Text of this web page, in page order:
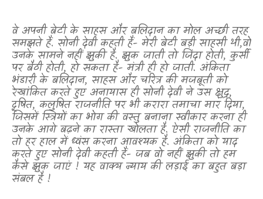
वे अपनी बेटी के साहस और बलिदान का मोल अच्छी तरह
समझते हैं. सोनी देवी कहती हैं- मेरी बेटी बड़ी साहसी थी,वो
उनके सामने नहीं झुकी है. झुक जाती तो जिंदा होती,कुर्सी
पर बैठी होती, हो सकता है- मंत्री ही हो जाती. अंकिता
भंडारी के बलिदान, साहस और चरित्र की मजबूती को
रेखांकित करते हुए अनायास ही सोनी देवी ने उस क्षुद्र,
दूषित, कलुषित राजनीति पर भी करारा तमाचा मार दिया,
जिसमें स्त्रियों का भोग की वस्तु बनाना स्वीकार करना ही
उनके आगे बढ़ने का रास्ता खोलता है. ऐसी राजनीति का
तो हर हाल में ध्वंस करना आवश्यक है. अंकिता को याद
करते हुए सोनी देवी कहती हैं- जब वो नहीं झुकी तो हम
कैसे झुक जाएं ! यह वाक्य न्याय की लड़ाई का बहुत बड़ा
संबल है !